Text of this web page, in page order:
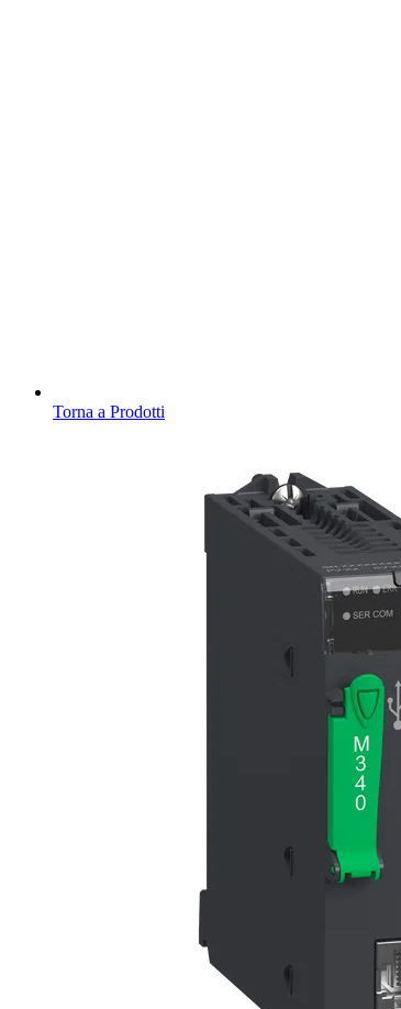
Torna a Prodotti